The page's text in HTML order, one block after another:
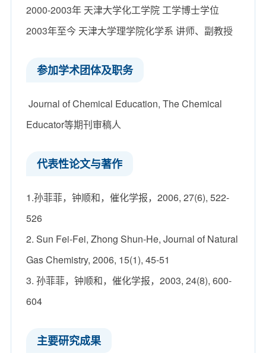
2000-2003年 天津大学化工学院 工学博士学位
2003年至今 天津大学理学院化学系 讲师、副教授
参加学术团体及职务
Journal of Chemical Education, The Chemical
Educator等期刊审稿人
代表性论文与著作
1.孙菲菲，钟顺和，催化学报，2006, 27(6), 522-
526
2. Sun Fei-Fei, Zhong Shun-He, Journal of Natural
Gas Chemistry, 2006, 15(1), 45-51
3. 孙菲菲，钟顺和，催化学报，2003, 24(8), 600-
604
主要研究成果